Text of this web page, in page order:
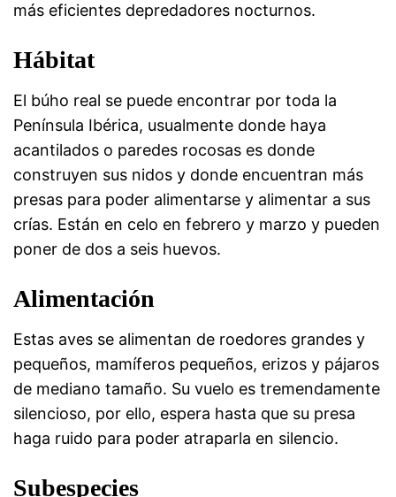
más eficientes depredadores nocturnos.
Hábitat
El búho real se puede encontrar por toda la
Península Ibérica, usualmente donde haya
acantilados o paredes rocosas es donde
construyen sus nidos y donde encuentran más
presas para poder alimentarse y alimentar a sus
crías. Están en celo en febrero y marzo y pueden
poner de dos a seis huevos.
Alimentación
Estas aves se alimentan de roedores grandes y
pequeños, mamíferos pequeños, erizos y pájaros
de mediano tamaño. Su vuelo es tremendamente
silencioso, por ello, espera hasta que su presa
haga ruido para poder atraparla en silencio.
Subespecies